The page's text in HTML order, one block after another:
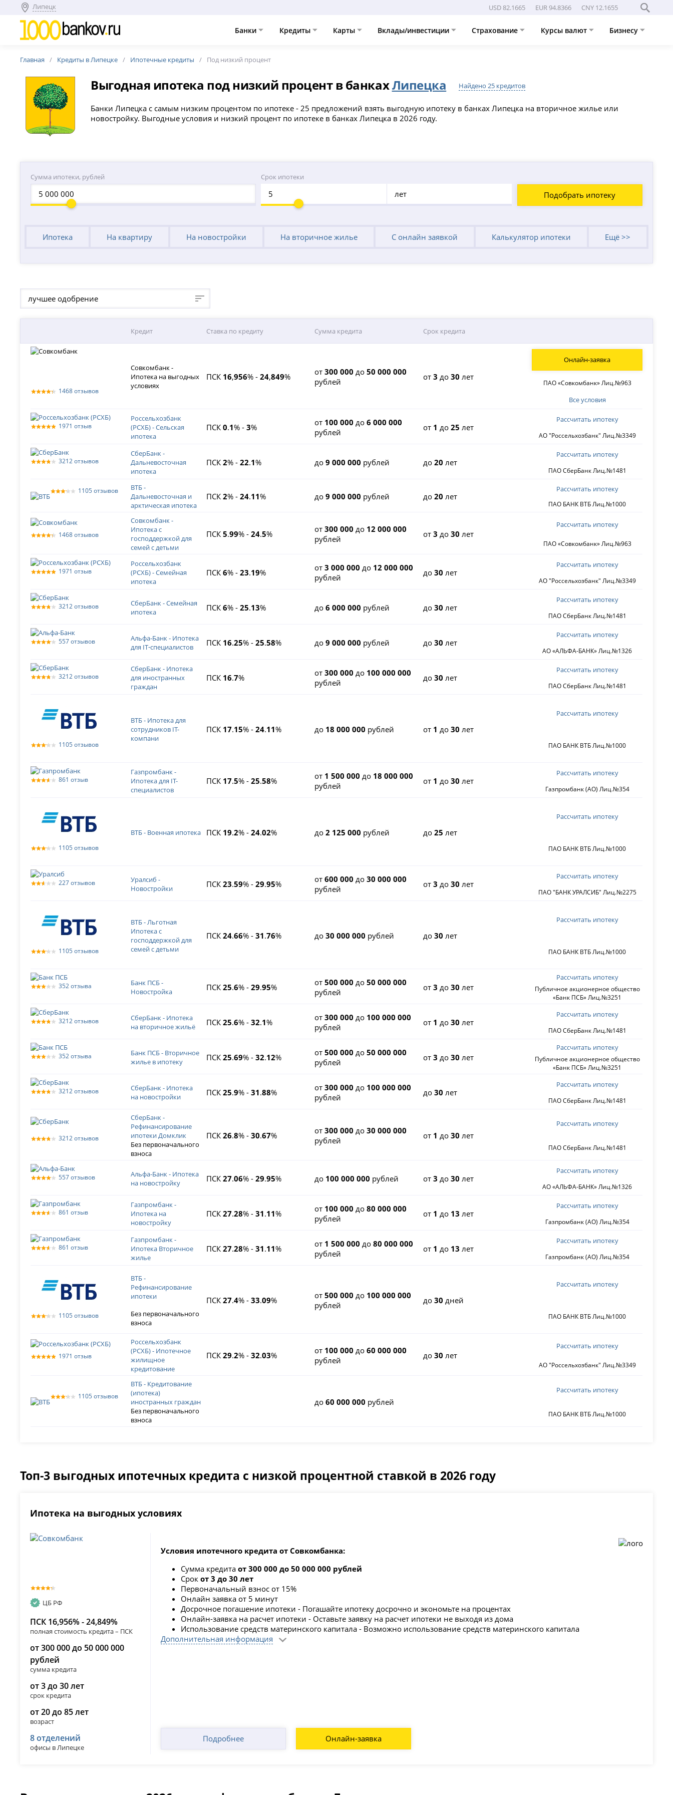
Липецк USD 82.1665 EUR 94.8366 CNY 12.1655
Банки Кредиты Карты Вклады/инвестиции Страхование Курсы валют Бизнесу
Главная Кредиты в Липецке Ипотечные кредиты Под низкий процент
Выгодная ипотека под низкий процент в банкахЛипецка Найдено 25 кредитов
Банки Липецка с самым низким процентом по ипотеке - 25 предложений взять выгодную ипотеку в банках Липецка на вторичное жилье или
новостройку. Выгодные условия и низкий процент по ипотеке в банках Липецка в 2026 году.
Сумма ипотеки, рублей Срок ипотеки
лет Подобрать ипотеку
Ипотека На квартиру На новостройки На вторичное жилье С онлайн заявкой Калькулятор ипотеки Ещё >>
лучшее одобрение
Кредит Ставка по кредиту Сумма кредита Срок кредита
1468 отзывов
Совкомбанк -
Ипотека на выгодных
условиях
ПСК 16,956% - 24,849% от300 000 до50 000 000
рублей
от3 до30 лет
Все условия
ПАО «Совкомбанк» Лиц.№963
Онлайн-заявка
1971 отзыв
Россельхозбанк
(РСХБ) - Сельская
ипотека
ПСК 0.1% - 3% от 100 000 до6 000 000
рублей
от 1 до25 лет
АО "Россельхозбанк" Лиц.№3349
Рассчитать ипотеку
3212 отзывов
СберБанк -
Дальневосточная
ипотека
ПСК 2% - 22.1% до9 000 000 рублей до20 лет
ПАО СберБанк Лиц.№1481
Рассчитать ипотеку
1105 отзывов
ВТБ -
Дальневосточная и
арктическая ипотека
ПСК 2% - 24.11% до9 000 000 рублей до20 лет
ПАО БАНК ВТБ Лиц.№1000
Рассчитать ипотеку
1468 отзывов
Совкомбанк -
Ипотека с
господдержкой для
семей с детьми
ПСК 5.99% - 24.5% от300 000 до 12 000 000
рублей
от3 до30 лет
ПАО «Совкомбанк» Лиц.№963
Рассчитать ипотеку
1971 отзыв
Россельхозбанк
(РСХБ) - Семейная
ипотека
ПСК 6% - 23.19% от3 000 000 до 12 000 000
рублей
до30 лет
АО "Россельхозбанк" Лиц.№3349
Рассчитать ипотеку
3212 отзывов
СберБанк - Семейная
ипотека
ПСК 6% - 25.13% до6 000 000 рублей до30 лет
ПАО СберБанк Лиц.№1481
Рассчитать ипотеку
557 отзывов
Альфа-Банк - Ипотека
для IT‑специалистов
ПСК 16.25% - 25.58% до9 000 000 рублей до30 лет
АО «АЛЬФА-БАНК» Лиц.№1326
Рассчитать ипотеку
3212 отзывов
СберБанк - Ипотека
для иностранных
граждан
ПСК 16.7% от300 000 до 100 000 000
рублей
до30 лет
ПАО СберБанк Лиц.№1481
Рассчитать ипотеку
1105 отзывов
ВТБ - Ипотека для
сотрудников IT-
компани
ПСК 17.15% - 24.11% до 18 000 000 рублей от 1 до30 лет
ПАО БАНК ВТБ Лиц.№1000
Рассчитать ипотеку
861 отзыв
Газпромбанк -
Ипотека для IT-
специалистов
ПСК 17.5% - 25.58% от 1 500 000 до 18 000 000
рублей
от 1 до30 лет
Газпромбанк (АО) Лиц.№354
Рассчитать ипотеку
1105 отзывов
ВТБ - Военная ипотека ПСК 19.2% - 24.02% до2 125 000 рублей до25 лет
ПАО БАНК ВТБ Лиц.№1000
Рассчитать ипотеку
227 отзывов
Уралсиб -
Новостройки
ПСК 23.59% - 29.95% от600 000 до30 000 000
рублей
от3 до30 лет
ПАО "БАНК УРАЛСИБ" Лиц.№2275
Рассчитать ипотеку
1105 отзывов
ВТБ - Льготная
Ипотека с
господдержкой для
семей с детьми
ПСК 24.66% - 31.76% до30 000 000 рублей до30 лет
ПАО БАНК ВТБ Лиц.№1000
Рассчитать ипотеку
352 отзыва
Банк ПСБ -
Новостройка
ПСК 25.6% - 29.95% от500 000 до50 000 000
рублей
от3 до30 лет
Публичное акционерное общество
«Банк ПСБ» Лиц.№3251
Рассчитать ипотеку
3212 отзывов
СберБанк - Ипотека
на вторичное жильё
ПСК 25.6% - 32.1% от300 000 до 100 000 000
рублей
от 1 до30 лет
ПАО СберБанк Лиц.№1481
Рассчитать ипотеку
352 отзыва
Банк ПСБ - Вторичное
жилье в ипотеку
ПСК 25.69% - 32.12% от500 000 до50 000 000
рублей
от3 до30 лет
Публичное акционерное общество
«Банк ПСБ» Лиц.№3251
Рассчитать ипотеку
3212 отзывов
СберБанк - Ипотека
на новостройки
ПСК 25.9% - 31.88% от300 000 до 100 000 000
рублей
до30 лет
ПАО СберБанк Лиц.№1481
Рассчитать ипотеку
3212 отзывов
СберБанк -
Рефинансирование
ипотеки Домклик
Без первоначального
взноса
ПСК 26.8% - 30.67% от300 000 до30 000 000
рублей
от 1 до30 лет
ПАО СберБанк Лиц.№1481
Рассчитать ипотеку
557 отзывов
Альфа-Банк - Ипотека
на новостройку
ПСК 27.06% - 29.95% до 100 000 000 рублей от3 до30 лет
АО «АЛЬФА-БАНК» Лиц.№1326
Рассчитать ипотеку
861 отзыв
Газпромбанк -
Ипотека на
новостройку
ПСК 27.28% - 31.11% от 100 000 до80 000 000
рублей
от 1 до 13 лет
Газпромбанк (АО) Лиц.№354
Рассчитать ипотеку
861 отзыв
Газпромбанк -
Ипотека Вторичное
жилье
ПСК 27.28% - 31.11% от 1 500 000 до80 000 000
рублей
от 1 до 13 лет
Газпромбанк (АО) Лиц.№354
Рассчитать ипотеку
1105 отзывов
ВТБ -
Рефинансирование
ипотеки
Без первоначального
взноса
ПСК 27.4% - 33.09% от500 000 до 100 000 000
рублей
до30 дней
ПАО БАНК ВТБ Лиц.№1000
Рассчитать ипотеку
1971 отзыв
Россельхозбанк
(РСХБ) - Ипотечное
жилищное
кредитование
ПСК 29.2% - 32.03% от 100 000 до60 000 000
рублей
до30 лет
АО "Россельхозбанк" Лиц.№3349
Рассчитать ипотеку
1105 отзывов
ВТБ - Кредитование
(ипотека)
иностранных граждан
Без первоначального
взноса
до60 000 000 рублей
ПАО БАНК ВТБ Лиц.№1000
Рассчитать ипотеку
Топ-3 выгодных ипотечных кредита с низкой процентной ставкой в 2026 году
Ипотека на выгодных условиях
ЦБ РФ
ПСК 16,956% - 24,849%
полная стоимость кредита – ПСК
от 300 000 до 50 000 000
рублей
сумма кредита
от 3 до 30 лет
срок кредита
от 20 до 85 лет
возраст
8 отделений
офисы в Липецке
Условия ипотечного кредита от Совкомбанка:
Сумма кредита от 300 000 до 50 000 000 рублей
Срок от 3 до 30 лет
Первоначальный взнос от 15%
Онлайн заявка от 5 минут
Досрочное погашение ипотеки - Погашайте ипотеку досрочно и экономьте на процентах
Онлайн-заявка на расчет ипотеки - Оставьте заявку на расчет ипотеки не выходя из дома
Использование средств материнского капитала - Возможно использование средств материнского капитала
Дополнительная информация
Онлайн-заявка
Подробнее